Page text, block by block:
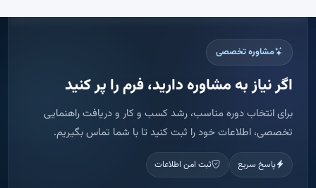
مشاوره تخصصی
اگر نیاز به مشاوره دارید، فرم را پر کنید
برای انتخاب دوره مناسب، رشد کسب و کار و دریافت راهنمایی
تخصصی، اطلاعات خود را ثبت کنید تا با شما تماس بگیریم.
پاسخ سریع ثبت امن اطلاعات